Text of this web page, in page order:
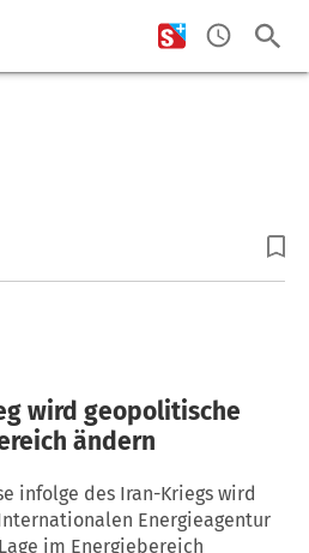
wird geopolitische
ändern
infolge des Iran-Kriegs wird
Energieagentur
im Energiebereich